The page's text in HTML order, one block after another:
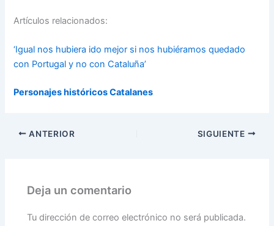
Artículos relacionados:
‘Igual nos hubiera ido mejor si nos hubiéramos quedado
con Portugal y no con Cataluña’
Personajes históricos Catalanes
ANTERIOR SIGUIENTE
Deja un comentario
Tu dirección de correo electrónico no será publicada.